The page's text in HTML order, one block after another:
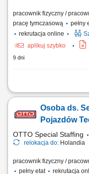
pracownik fizyczny /
pracę tymczasową
pełny
rekrutacja online
aplikuj szybko
9 dni
Realizować prace
narożne oraz systemy
podłogowe oraz wymieniać
Osoba ds.
Pojazdów
OTTO Special Staffing
relokacja do: Holandia
pracownik fizyczny /
pełny etat
rekrutacja